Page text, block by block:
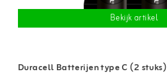
Bekijk artikel
Duracell Batterijen type C (2 stuks)